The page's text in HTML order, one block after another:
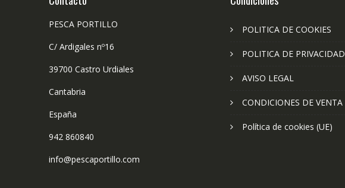
PESCA PORTILLO
C/ Ardigales nº16
39700 Castro Urdiales
Cantabria
España
942 860840
info@pescaportillo.com
POLITICA DE COOKIES
POLITICA DE PRIVACIDAD
AVISO LEGAL
CONDICIONES DE VENTA
Política de cookies (UE)